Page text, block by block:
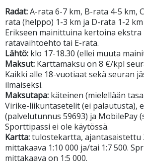
Radat:A-rata 6-7 km, B-rata 4-5 km,
rata (helppo) 1-3 km ja D-rata 1-2
Erikseen mainittuina kertoina ekstra
ratavaihtoehto tai E-rata.
Lähtö: klo 17-18.30 (ellei muuta
Maksut: Karttamaksu on 8 €/kpl
Kaikki alle 18-vuotiaat sekä seuran
ilmaiseksi.
Maksutapa: käteinen (mielellään
Virike-liikuntasetelit (ei palautusta),
(palvelutunnus 59693) ja MobilePay
Sporttipassi ei ole käytössä.
Kartta:tulostekartta, ajantasaistettu
mittakaava 1:10 000 ja/tai 1:7 500.
mittakaava on 1:5 000.